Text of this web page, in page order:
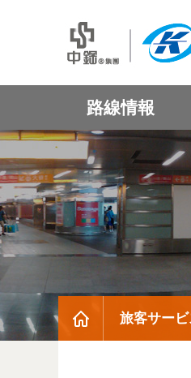
路線情報
旅客サービ